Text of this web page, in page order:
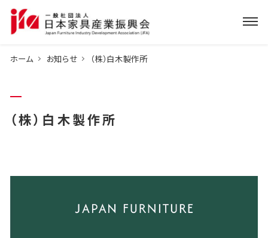
ホーム お知らせ （株）白木製作所
（株）白木製作所